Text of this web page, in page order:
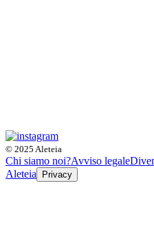
© 2025 Aleteia
Chi siamo noi?Avviso legale
Aleteia
Privacy